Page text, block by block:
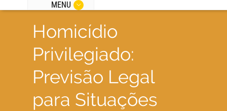
MENU
Homicídio
Privilegiado:
Previsão Legal
para Situações